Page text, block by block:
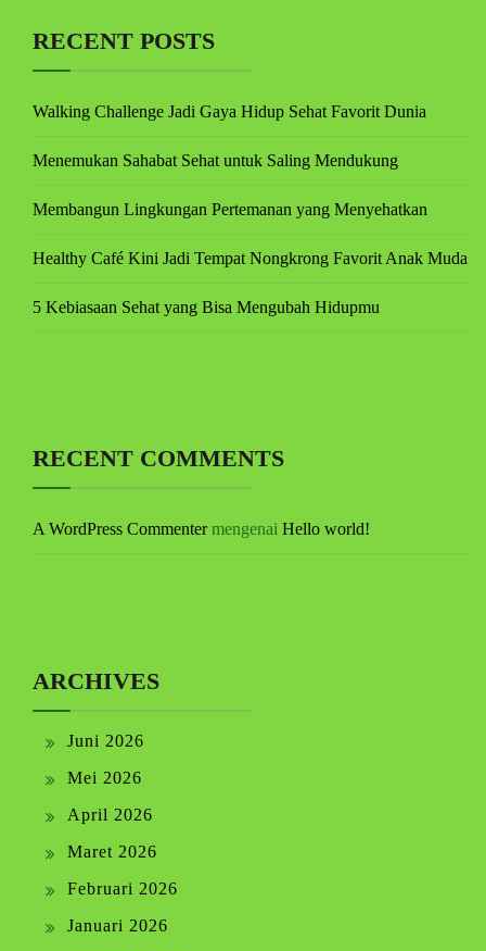
RECENT POSTS
Walking Challenge Jadi Gaya Hidup Sehat Favorit Dunia
Menemukan Sahabat Sehat untuk Saling Mendukung
Membangun Lingkungan Pertemanan yang Menyehatkan
Healthy Café Kini Jadi Tempat Nongkrong Favorit Anak Muda
5 Kebiasaan Sehat yang Bisa Mengubah Hidupmu
RECENT COMMENTS
A WordPress Commentermengenai Hello world!
ARCHIVES
Juni 2026
Mei 2026
April 2026
Maret 2026
Februari 2026
Januari 2026